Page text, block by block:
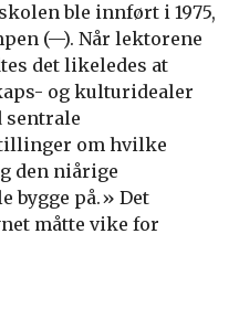
ble innført i 1975,
(—). Når lektorene
det likeledes at
og kulturidealer
sentrale
om hvilke
den niårige
bygge på.» Det
måtte vike for